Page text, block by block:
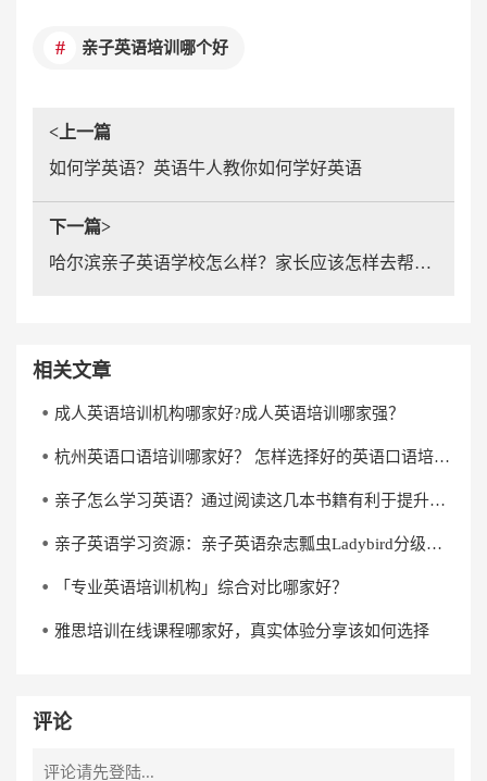
亲子英语培训哪个好
<上一篇
如何学英语？英语牛人教你如何学好英语
下一篇>
哈尔滨亲子英语学校怎么样？家长应该怎样去帮助学员选择？
相关文章
成人英语培训机构哪家好?成人英语培训哪家强？
杭州英语口语培训哪家好？ 怎样选择好的英语口语培训机构？
亲子怎么学习英语？通过阅读这几本书籍有利于提升英语水平
亲子英语学习资源：亲子英语杂志瓢虫Ladybird分级阅读《杰克与魔克》下载
「专业英语培训机构」综合对比哪家好？
雅思培训在线课程哪家好，真实体验分享该如何选择
评论